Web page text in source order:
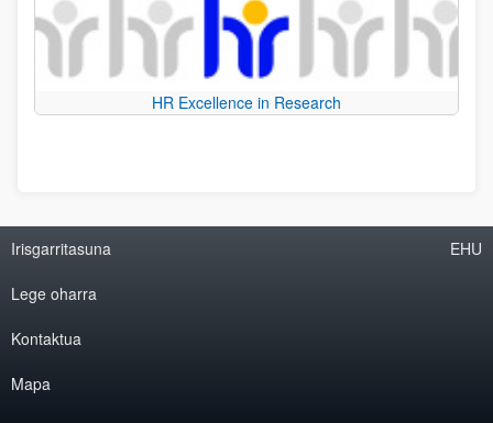
HR Excellence in Research
Irisgarritasuna
Lege oharra
Kontaktua
Mapa
EHU